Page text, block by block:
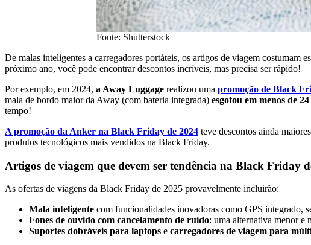
Fonte: Shutterstock
De malas inteligentes a carregadores portáteis, os artigos de viagem costumam
próximo ano, você pode encontrar descontos incríveis, mas precisa ser rápido!
Por exemplo, em 2024, a Away Luggage realizou uma promoção de Black
mala de bordo maior da Away (com bateria integrada) esgotou em menos de 24
tempo!
A promoção da Anker na Black Friday de 2024 teve descontos ainda
produtos tecnológicos mais vendidos na Black Friday.
Artigos de viagem que devem ser tendência na Black Friday
As ofertas de viagens da Black Friday de 2025 provavelmente incluirão:
Mala inteligente com funcionalidades inovadoras como GPS integrado,
Fones de ouvido com cancelamento de ruído: uma alternativa menor e
Suportes dobráveis ​​para laptops e carregadores de viagem para